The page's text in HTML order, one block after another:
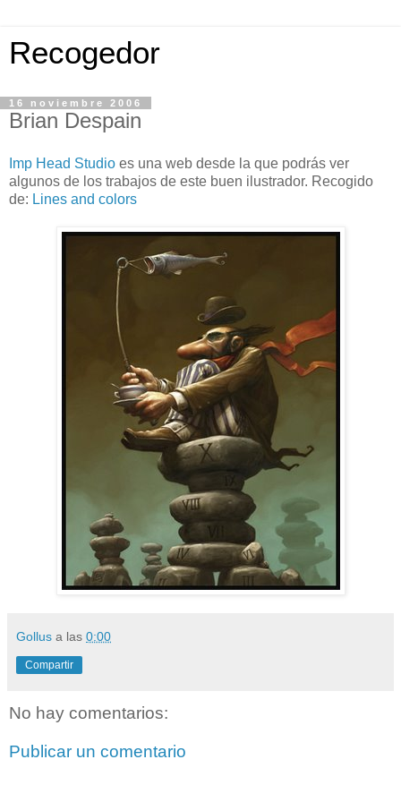
Recogedor
16 noviembre 2006
Brian Despain
Imp Head Studio es una web desde la que podrás ver
algunos de los trabajos de este buen ilustrador. Recogido
de: Lines and colors
Gollus a las 0:00
Compartir
No hay comentarios:
Publicar un comentario